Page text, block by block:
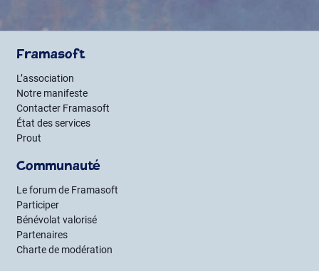
Framasoft
L’association
Notre manifeste
Contacter Framasoft
État des services
Prout
Communauté
Le forum de Framasoft
Participer
Bénévolat valorisé
Partenaires
Charte de modération